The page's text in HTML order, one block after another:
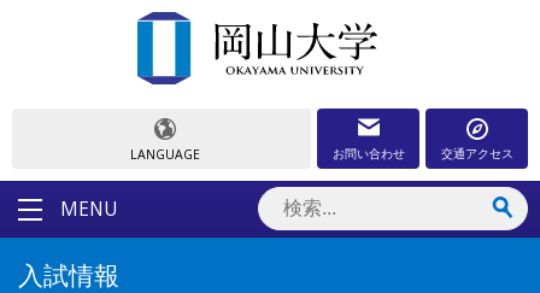
LANGUAGE お問い合わせ 交通アクセス
MENU
入試情報